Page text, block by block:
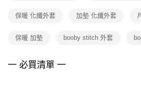
權轉讓予恩沛科技股份有限公司。
３．未成年的使用者請事先徵得法定代理人或監
４．使用「AFTEE先享後付」時，將依據個別帳
保暖 化纖外套 加墊 化纖外套
保暖 加墊 booby stitch 外套
一 必買清單 一